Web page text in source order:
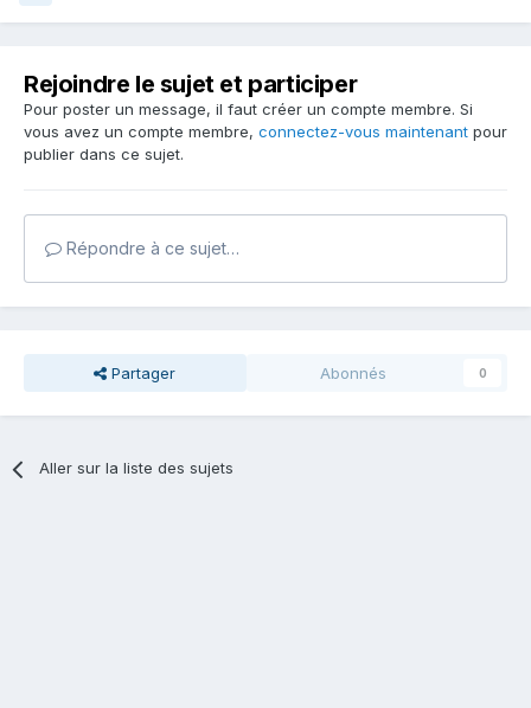
Rejoindre le sujet et participer
Pour poster un message, il faut créer un compte membre. Si
vous avez un compte membre, connectez-vous maintenant pour
publier dans ce sujet.
Répondre à ce sujet…
Partager Abonnés 0
Aller sur la liste des sujets